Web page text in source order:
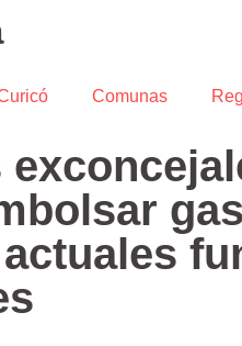
Comunas